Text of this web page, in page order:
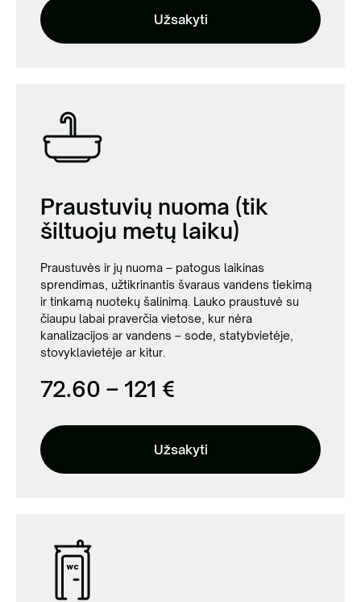
Užsakyti
Praustuvių nuoma (tik
šiltuoju metų laiku)
Praustuvės ir jų nuoma – patogus laikinas
sprendimas, užtikrinantis švaraus vandens tiekimą
ir tinkamą nuotekų šalinimą. Lauko praustuvė su
čiaupu labai praverčia vietose, kur nėra
kanalizacijos ar vandens – sode, statybvietėje,
stovyklavietėje ar kitur.
72.60 – 121 €
Užsakyti